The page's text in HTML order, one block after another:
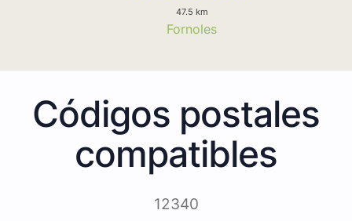
47.5 km
Fornoles
Códigos postales
compatibles
12340